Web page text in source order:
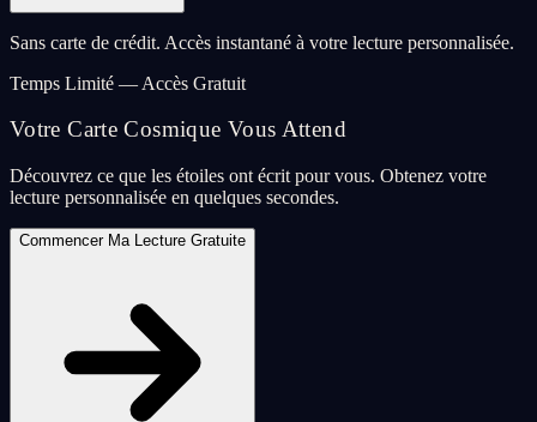
Sans carte de crédit. Accès instantané à votre lecture personnalisée.
Temps Limité — Accès Gratuit
Votre Carte Cosmique Vous Attend
Découvrez ce que les étoiles ont écrit pour vous. Obtenez votre
lecture personnalisée en quelques secondes.
Commencer Ma Lecture Gratuite